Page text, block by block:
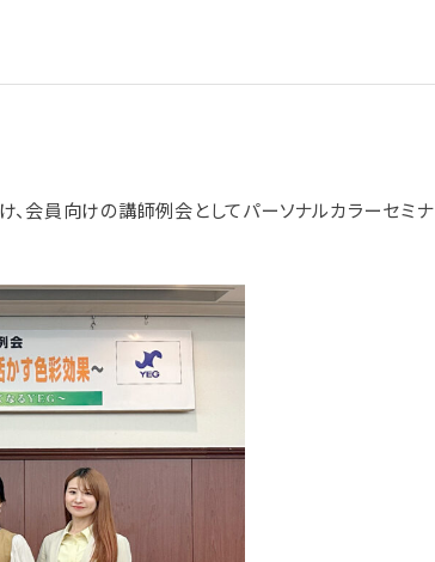
会員向けの講師例会としてパーソナルカラーセミナ